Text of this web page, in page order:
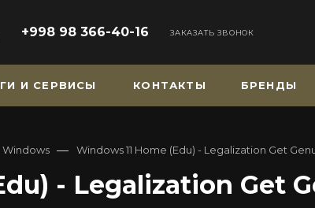
+998 98 366-40-16 ЗАКАЗАТЬ ЗВОНОК
И СЕРВИСЫ КОНТАКТЫ БРЕНДЫ
Windows — Windows 11 Home (Edu) - Legalization Get
- Legalization Get